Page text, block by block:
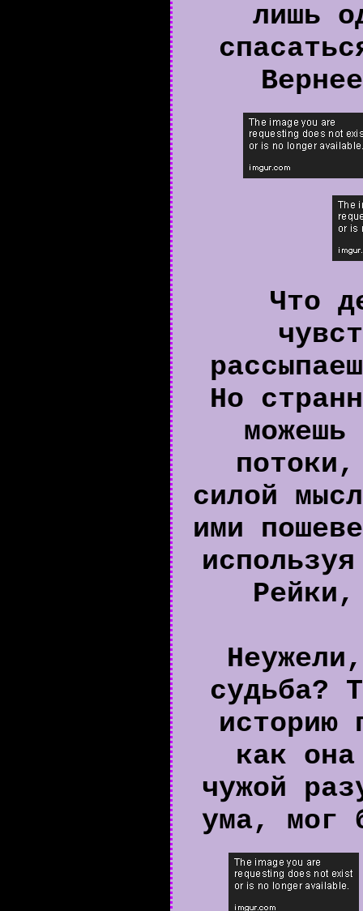
лишь
Что
Но
можешь
силой
ими
судьба?
историю
как
чужой
ума, мог